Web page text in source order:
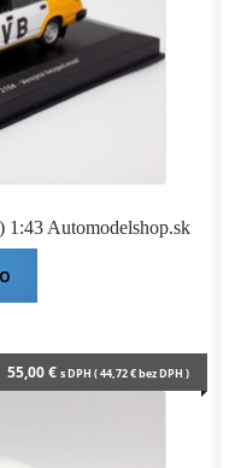
Automodelshop.sk
55,00€ s DPH (44,72€bez DPH )